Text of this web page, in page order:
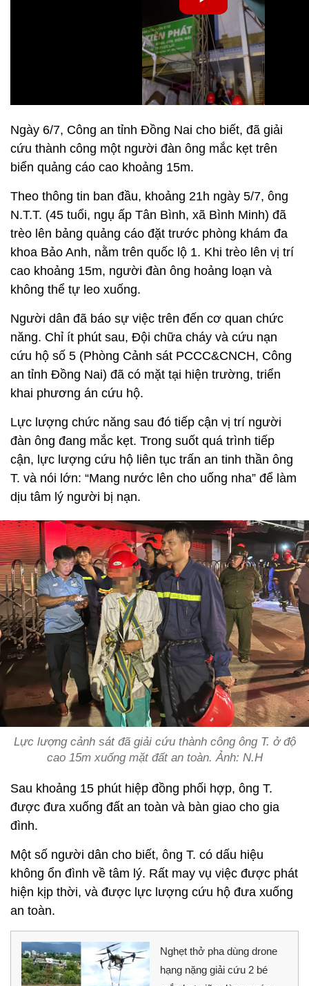
Ngày 6/7, Công an tỉnh Đồng Nai cho biết, đã giải
cứu thành công một người đàn ông mắc kẹt trên
biển quảng cáo cao khoảng 15m.
Theo thông tin ban đầu, khoảng 21h ngày 5/7, ông
N.T.T. (45 tuổi, ngụ ấp Tân Bình, xã Bình Minh) đã
trèo lên bảng quảng cáo đặt trước phòng khám đa
khoa Bảo Anh, nằm trên quốc lộ 1. Khi trèo lên vị trí
cao khoảng 15m, người đàn ông hoảng loạn và
không thể tự leo xuống.
Người dân đã báo sự việc trên đến cơ quan chức
năng. Chỉ ít phút sau, Đội chữa cháy và cứu nạn
cứu hộ số 5 (Phòng Cảnh sát PCCC&CNCH, Công
an tỉnh Đồng Nai) đã có mặt tại hiện trường, triển
khai phương án cứu hộ.
Lực lượng chức năng sau đó tiếp cận vị trí người
đàn ông đang mắc kẹt. Trong suốt quá trình tiếp
cận, lực lượng cứu hộ liên tục trấn an tinh thần ông
T. và nói lớn: “Mang nước lên cho uống nha” để làm
dịu tâm lý người bị nạn.
Lực lượng cảnh sát đã giải cứu thành công ông T. ở độ
cao 15m xuống mặt đất an toàn. Ảnh: N.H
Sau khoảng 15 phút hiệp đồng phối hợp, ông T.
được đưa xuống đất an toàn và bàn giao cho gia
đình.
Một số người dân cho biết, ông T. có dấu hiệu
không ổn đình về tâm lý. Rất may vụ việc được phát
hiện kịp thời, và được lực lượng cứu hộ đưa xuống
an toàn.
Nghẹt thở pha dùng drone
hạng nặng giải cứu 2 bé